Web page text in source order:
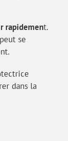
rapidement.
se
dans la